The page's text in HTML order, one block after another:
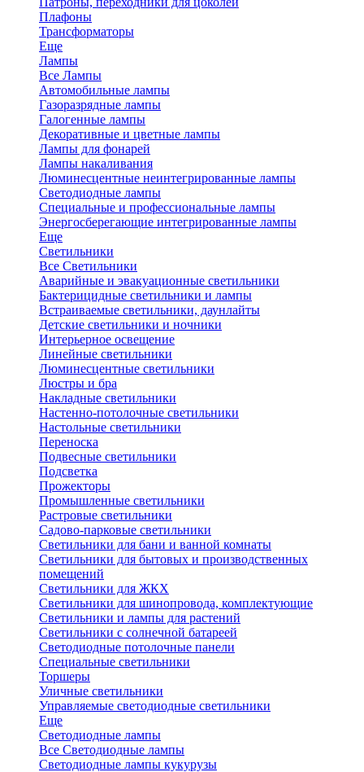
Плафоны
Трансформаторы
Еще
Лампы
Все Лампы
Автомобильные лампы
Газоразрядные лампы
Галогенные лампы
Декоративные и цветные лампы
Лампы для фонарей
Лампы накаливания
Люминесцентные неинтегрированные лампы
Светодиодные лампы
Специальные и профессиональные лампы
Энергосберегающие интегрированные лампы
Еще
Светильники
Все Светильники
Аварийные и эвакуационные светильники
Бактерицидные светильники и лампы
Встраиваемые светильники, даунлайты
Детские светильники и ночники
Интерьерное освещение
Линейные светильники
Люминесцентные светильники
Люстры и бра
Накладные светильники
Настенно-потолочные светильники
Настольные светильники
Переноска
Подвесные светильники
Подсветка
Прожекторы
Промышленные светильники
Растровые светильники
Садово-парковые светильники
Светильники для бани и ванной комнаты
Светильники для бытовых и производственных
помещений
Светильники для ЖКХ
Светильники для шинопровода, комплектующие
Светильники и лампы для растений
Светильники с солнечной батареей
Светодиодные потолочные панели
Специальные светильники
Торшеры
Уличные светильники
Управляемые светодиодные светильники
Еще
Светодиодные лампы
Все Светодиодные лампы
Светодиодные лампы кукурузы